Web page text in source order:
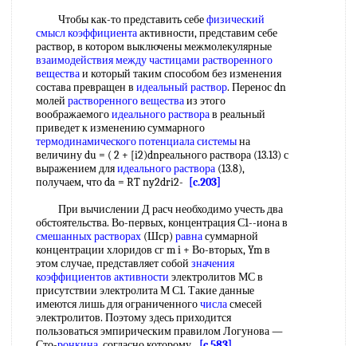
Чтобы как-то представить себефизический
смысл коэффициентаактивности, представим себе
раствор, в котором выключены межмолекулярные
взаимодействия между частицами растворенного
веществаи который таким способом без изменения
состава превращен в идеальный раствор. Перенос dn
молей растворенного веществаиз этого
воображаемогоидеального растворав реальный
приведет к изменению суммарного
термодинамического потенциала системына
величину du = ( 2 + [i2)dnреального раствора (13.13) с
выражением дляидеального раствора (13.8),
получаем, что da = RT ny2dri2-
[c.203]
При вычислении Д расч необходимо учесть два
обстоятельства. Во-первых, концентрация С1--иона в
смешанных растворах (Шср) равнасуммарной
концентрации хлоридов сг m i + Во-вторых, Ym в
этом случае, представляет собой значения
коэффициентов активности электролитов МС в
присутствии электролита М С1. Такие данные
имеются лишь для ограниченногочисласмесей
электролитов. Поэтому здесь приходится
пользоваться эмпирическим правилом Логунова —